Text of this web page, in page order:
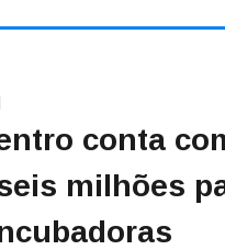
conta
milhões